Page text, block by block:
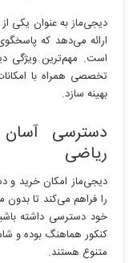
دیجی‌ماز به عنوان یکی
ارائه می‌دهد که
است. مهم‌ترین ویژگی
تخصصی همراه با
بهینه سازد.
دسترسی
ریاضی
دیجی‌ماز امکان خرید و
را فراهم می‌کند تا بدون
خود دسترسی داشته
کنکور هماهنگ بوده و
متنوع هستند.